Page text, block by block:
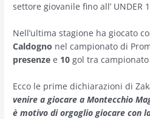
settore giovanile fino all’ UNDER
Nell’ultima stagione ha giocato
Caldogno nel campionato di
presenze e 10gol tra
Ecco le prime dichiarazioni di
venire a giocare a Montecchio
è motivo di orgoglio giocare con